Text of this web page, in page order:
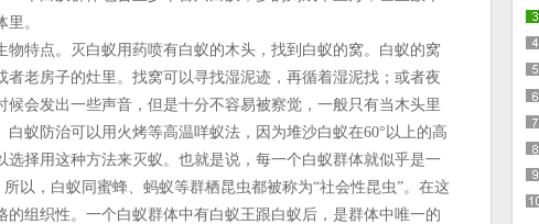
。
点。灭白蚁用药喷有白蚁的木头，找到白蚁的窝。白蚁的窝
老房子的灶里。找窝可以寻找湿泥迹，再循着湿泥找；或者夜
会发出一些声音，但是十分不容易被察觉，一般只有当木头里
蚁防治可以用火烤等高温咩蚁法，因为堆沙白蚁在60°以上的高
选择用这种方法来灭蚁。也就是说，每一个白蚁群体就似乎是一
以，白蚁同蜜蜂、蚂蚁等群栖昆虫都被称为“社会性昆虫”。在这
组织性。一个白蚁群体中有白蚁王跟白蚁后，是群体中唯一的